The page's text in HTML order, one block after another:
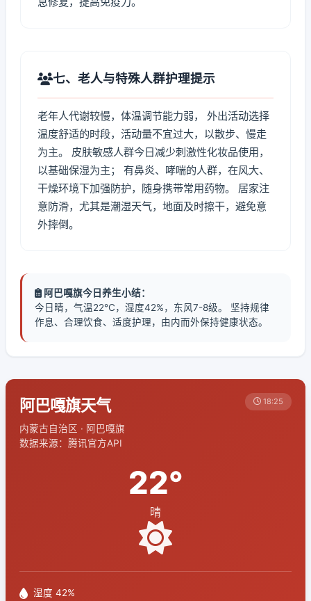
七、老人与特殊人群护理提示
老年人代谢较慢，体温调节能力弱， 外出活动选择
温度舒适的时段，活动量不宜过大，以散步、慢走
为主。 皮肤敏感人群今日减少刺激性化妆品使用，
以基础保湿为主； 有鼻炎、哮喘的人群，在风大、
干燥环境下加强防护，随身携带常用药物。 居家注
意防滑，尤其是潮湿天气，地面及时擦干，避免意
外摔倒。
阿巴嘎旗今日养生小结：
今日晴，气温22℃，湿度42%，东风7-8级。 坚持规律
作息、合理饮食、适度护理，由内而外保持健康状态。
阿巴嘎旗天气
内蒙古自治区 · 阿巴嘎旗
数据来源：腾讯官方API
18:25
22°
晴
湿度 42%